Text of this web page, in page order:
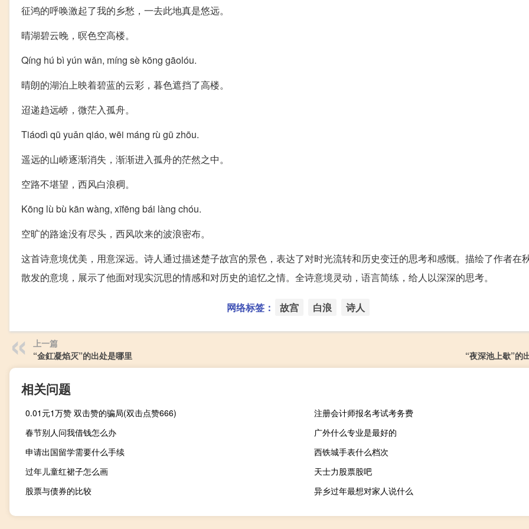
征鸿的呼唤激起了我的乡愁，一去此地真是悠远。
晴湖碧云晚，暝色空高楼。
Qíng hú bì yún wǎn, míng sè kōng gāolóu.
晴朗的湖泊上映着碧蓝的云彩，暮色遮挡了高楼。
迢递趋远峤，微茫入孤舟。
Tiáodì qū yuǎn qiáo, wēi máng rù gū zhōu.
遥远的山峤逐渐消失，渐渐进入孤舟的茫然之中。
空路不堪望，西风白浪稠。
Kōng lù bù kān wàng, xīfēng bái làng chóu.
空旷的路途没有尽头，西风吹来的波浪密布。
这首诗意境优美，用意深远。诗人通过描述楚子故宫的景色，表达了对时光流转和历史变迁的思考和感慨。描绘了作者在
散发的意境，展示了他面对现实沉思的情感和对历史的追忆之情。全诗意境灵动，语言简练，给人以深深的思考。
网络标签： 故宫 白浪 诗人
上一篇
“金釭凝焰灭”的出处是哪里
“夜深池上歇”的
相关问题
0.01元1万赞 双击赞的骗局(双击点赞666)
注册会计师报名考试考务费
春节别人问我借钱怎么办
广外什么专业是最好的
申请出国留学需要什么手续
西铁城手表什么档次
过年儿童红裙子怎么画
天士力股票股吧
股票与债券的比较
异乡过年最想对家人说什么